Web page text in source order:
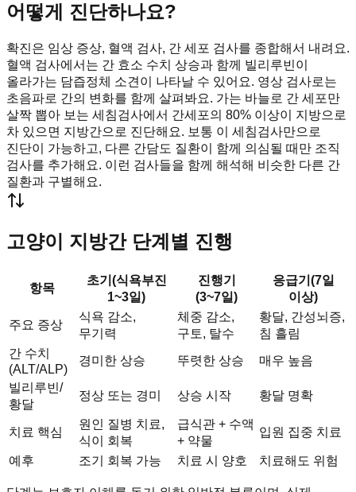
어떻게 진단하나요?
확진은 임상 증상, 혈액 검사, 간 세포 검사를 종합해서 내려요.
혈액 검사에서는 간 효소 수치 상승과 함께 빌리루빈이
올라가는 담즙정체 소견이 나타날 수 있어요. 영상 검사로는
초음파로 간의 변화를 함께 살펴봐요. 가는 바늘로 간 세포만
살짝 뽑아 보는 세침검사에서 간세포의 80% 이상이 지방으로
차 있으면 지방간으로 진단해요. 보통 이 세침검사만으로
진단이 가능하고, 다른 간담도 질환이 함께 의심될 때만 조직
검사를 추가해요. 이런 검사들을 함께 해석해 비슷한 다른 간
질환과 구별해요.
고양이 지방간 단계별 진행
항목
초기(식욕부진
1~3일)
진행기
(3~7일)
응급기(7일
이상)
주요 증상
식욕 감소,
무기력
체중 감소,
구토, 탈수
황달, 간성뇌증,
침 흘림
간 수치
(ALT/ALP)
경미한 상승 뚜렷한 상승
매우 높음
빌리루빈/
황달
정상 또는 경미 상승 시작 황달 명확
치료 핵심
원인 질병 치료,
식이 회복
급식관 + 수액
+ 약물
입원 집중 치료
예후 조기 회복 가능 치료 시 양호 치료해도 위험